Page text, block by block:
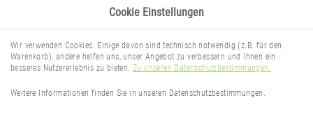
Cookie Einstellungen
Wir verwenden Cookies. Einige davon sind technisch notwendig (z.B. für den
Warenkorb), andere helfen uns, unser Angebot zu verbessern und Ihnen ein
besseres Nutzererlebnis zu bieten. Zu unseren Datenschutzbestimmungen.
Weitere Informationen finden Sie in unseren Datenschutzbestimmungen.